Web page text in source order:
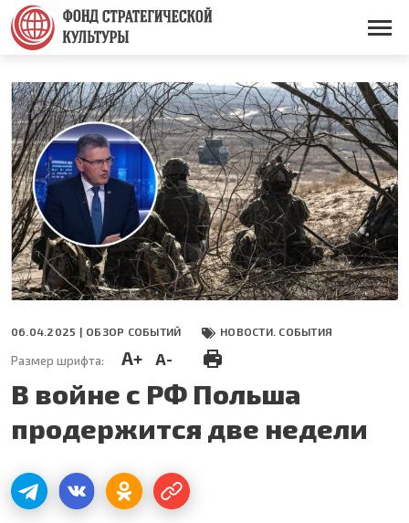
Перейти
основному
содержанию
Основная
06.04.2025 | ОБЗОР СОБЫТИЙ НОВОСТИ. СОБЫТИЯ
Размер шрифта: A+ A-
В войне с РФ Польша
продержится две недели